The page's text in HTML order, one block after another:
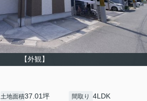
【外観】
土地面積37.01坪
間取り 4LDK